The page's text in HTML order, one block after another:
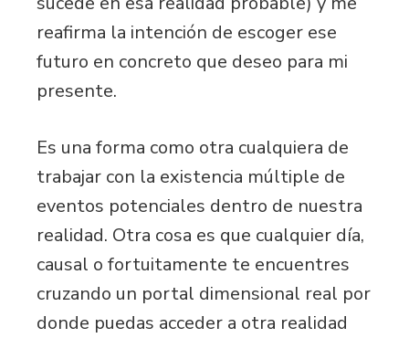
reafirma la intención de escoger ese
futuro en concreto que deseo para mi
presente.
Es una forma como otra cualquiera de
trabajar con la existencia múltiple de
eventos potenciales dentro de nuestra
realidad. Otra cosa es que cualquier día,
causal o fortuitamente te encuentres
cruzando un portal dimensional real por
donde puedas acceder a otra realidad